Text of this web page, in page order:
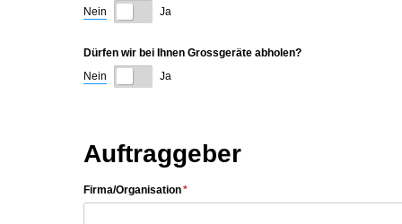
Nein
Ja
Dürfen wir bei Ihnen Grossgeräte abholen?
Nein
Ja
Auftraggeber
Firma/​Organisation*
(erforderlich)